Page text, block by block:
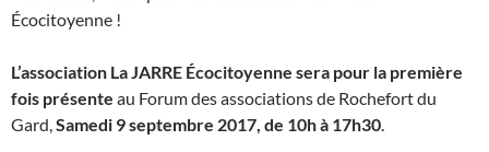
Écocitoyenne !
L’association La JARRE Écocitoyenne sera pour la première
fois présente au Forum des associations de Rochefort du
Gard,Samedi 9 septembre 2017, de 10h à 17h30.